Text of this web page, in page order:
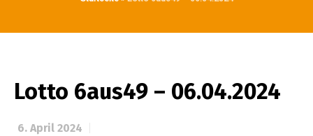
Lotto 6aus49 – 06.04.2024
6. April 2024